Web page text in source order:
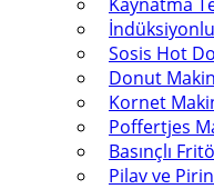
Sosis Hot
Donut
Kornet
Poffertjes
Basınçlı
Pilav ve